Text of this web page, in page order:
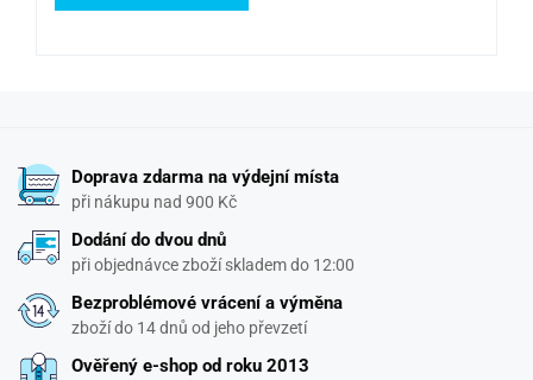
Doprava zdarma na výdejní místa
při nákupu nad 900 Kč
Dodání do dvou dnů
při objednávce zboží skladem do 12:00
Bezproblémové vrácení a výměna
zboží do 14 dnů od jeho převzetí
Ověřený e-shop od roku 2013